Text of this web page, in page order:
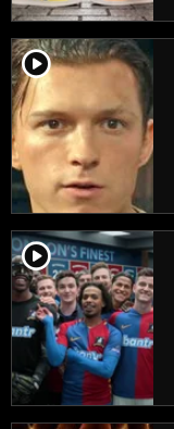
player2
player2